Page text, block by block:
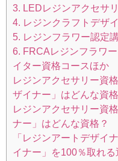
3. LEDレジンアクセサ
4. レジンクラフトデザ
5. レジンフラワー認定
6. FRCAレジンフラワ
イター資格コースほか
レジンアクセサリー資
ザイナー」はどんな資
レジンアクセサリー資
ナー」はどんな資格？
「レジンアートデザイ
イナー」を100％取れる